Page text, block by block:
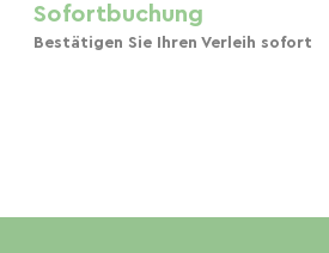
Sofortbuchung
Bestätigen Sie Ihren Verleih sofort